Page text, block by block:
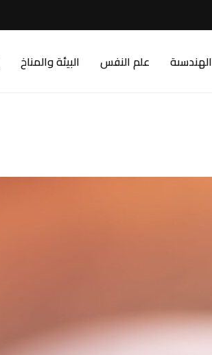
الهندسىة علم النفس البيئة والمناخ